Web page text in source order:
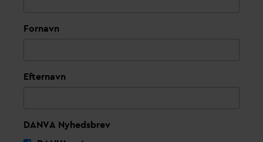
Fornavn
Efternavn
DANVA Nyhedsbrev